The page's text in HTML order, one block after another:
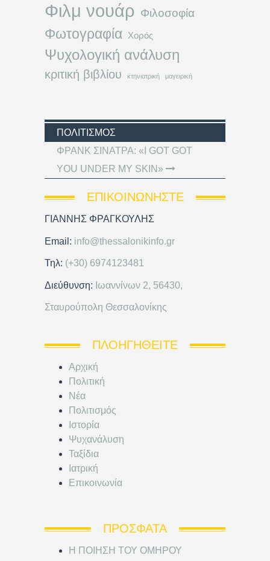
Φιλμ νουάρ Φιλοσοφία
Φωτογραφία Χορός
Ψυχολογική ανάλυση
κριτική βιβλίου κτηνιατρική μαγειρική
ΠΟΛΙΤΙΣΜΌΣ
ΦΡΑΝΚ ΣΙΝΑΤΡΑ: «I GOT GOT
YOU UNDER MY SKIN»
ΕΠΙΚΟΙΝΩΝΉΣΤΕ
ΓΙΑΝΝΗΣ ΦΡΑΓΚΟΥΛΗΣ
Email: info@thessalonikinfo.gr
Τηλ: (+30) 6974123481
Διεύθυνση: Ιωαννίνων 2, 56430,
Σταυρούπολη Θεσσαλονίκης
ΠΛΟΗΓΗΘΕΊΤΕ
Αρχική
Πολιτική
Νέα
Πολιτισμός
Ιστορία
Ψυχανάλυση
Ταξίδια
Ιατρική
Επικοινωνία
ΠΡΌΣΦΑΤΑ
Η ΠΟΙΗΣΗ ΤΟΥ ΟΜΗΡΟΥ